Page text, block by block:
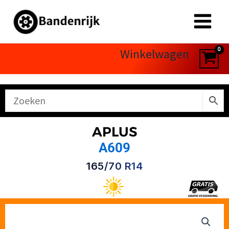
naar
Winkelwagen
APLUS
A609
165/70 R14